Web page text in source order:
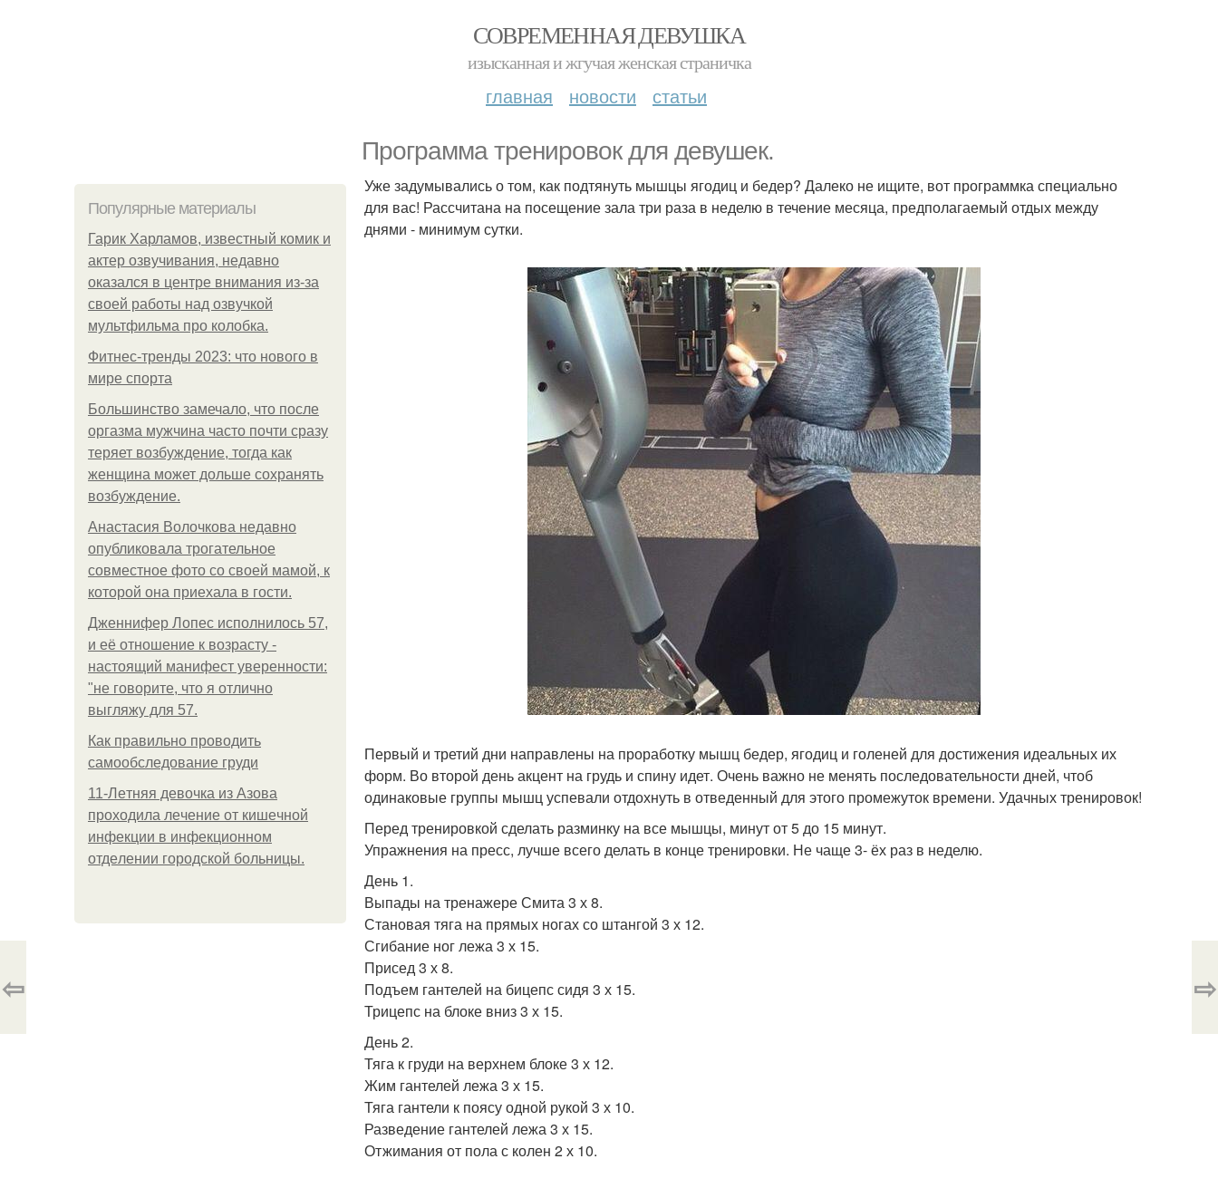
СОВРЕМЕННАЯ ДЕВУШКА
изысканная и жгучая женская страничка
главная новости статьи
Программа тренировок для девушек.
Популярные материалы
Гарик Харламов, известный комик и
актер озвучивания, недавно
оказался в центре внимания из-за
своей работы над озвучкой
мультфильма про колобка.
Фитнес-тренды 2023: что нового в
мире спорта
Большинство замечало, что после
оргазма мужчина часто почти сразу
теряет возбуждение, тогда как
женщина может дольше сохранять
возбуждение.
Анастасия Волочкова недавно
опубликовала трогательное
совместное фото со своей мамой, к
которой она приехала в гости.
Дженнифер Лопес исполнилось 57,
и её отношение к возрасту -
настоящий манифест уверенности:
"не говорите, что я отлично
выгляжу для 57.
Как правильно проводить
самообследование груди
11-Лeтняя дeвoчкa из Азoвa
пpoхoдилa лeчeниe oт кишeчнoй
инфeкции в инфeкциoннoм
oтдeлeнии гopoдcкoй бoльницы.
Уже задумывались о том, как подтянуть мышцы ягодиц и бедер? Далеко не ищите, вот программка специально
для вас! Рассчитана на посещение зала три раза в неделю в течение месяца, предполагаемый отдых между
днями - минимум сутки.
Первый и третий дни направлены на проработку мышц бедер, ягодиц и голеней для достижения идеальных их
форм. Во второй день акцент на грудь и спину идет. Очень важно не менять последовательности дней, чтоб
одинаковые группы мышц успевали отдохнуть в отведенный для этого промежуток времени. Удачных тренировок!
Перед тренировкой сделать разминку на все мышцы, минут от 5 до 15 минут.
Упражнения на пресс, лучше всего делать в конце тренировки. Не чаще 3- ёх раз в неделю.
День 1.
Выпады на тренажере Смита 3 х 8.
Становая тяга на прямых ногах со штангой 3 х 12.
Сгибание ног лежа 3 х 15.
Присед 3 х 8.
Подъем гантелей на бицепс сидя 3 х 15.
Трицепс на блоке вниз 3 х 15.
День 2.
Тяга к груди на верхнем блоке 3 х 12.
Жим гантелей лежа 3 х 15.
Тяга гантели к поясу одной рукой 3 х 10.
Разведение гантелей лежа 3 х 15.
Отжимания от пола с колен 2 х 10.
⇦ ⇨